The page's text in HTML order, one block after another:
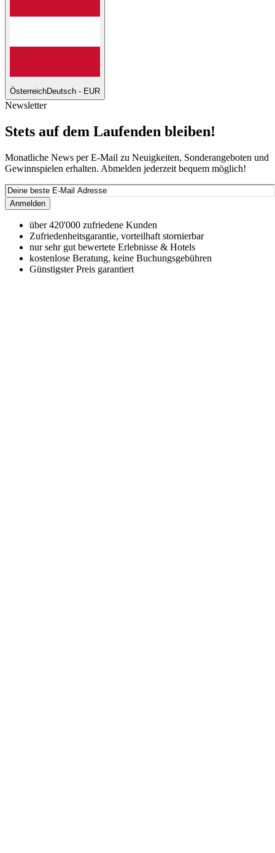
ÖsterreichDeutsch - EUR
Newsletter
Stets auf dem Laufenden bleiben!
Monatliche News per E-Mail zu Neuigkeiten, Sonderangeboten und
Gewinnspielen erhalten. Abmelden jederzeit bequem möglich!
Anmelden
über 420'000 zufriedene Kunden
Zufriedenheitsgarantie, vorteilhaft stornierbar
nur sehr gut bewertete Erlebnisse & Hotels
kostenlose Beratung, keine Buchungsgebühren
Günstigster Preis garantiert